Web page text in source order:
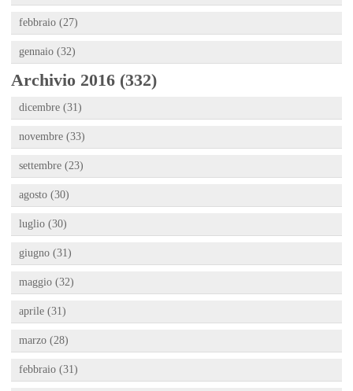
febbraio (27)
gennaio (32)
Archivio 2016 (332)
dicembre (31)
novembre (33)
settembre (23)
agosto (30)
luglio (30)
giugno (31)
maggio (32)
aprile (31)
marzo (28)
febbraio (31)